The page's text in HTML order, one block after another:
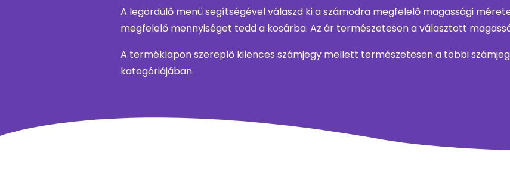
A legördülő menü segítségével válaszd ki a számodra megfelelő magassági
megfelelő mennyiséget tedd a kosárba. Az ár természetesen a választott
A terméklapon szereplő kilences számjegy mellett természetesen a többi
kategóriájában.